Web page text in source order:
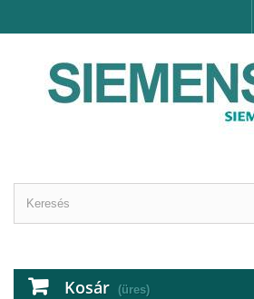
Kosár (üres)